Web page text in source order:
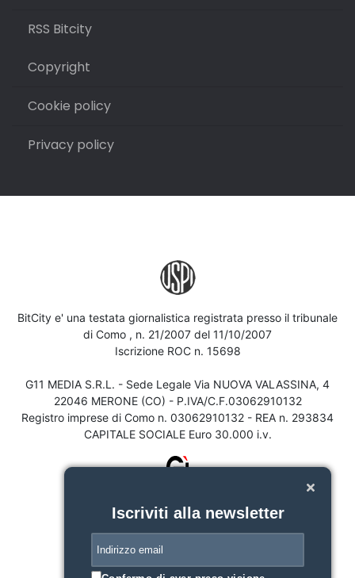
RSS Bitcity
Copyright
Cookie policy
Privacy policy
BitCity e' una testata giornalistica registrata presso il tribunale
di Como , n. 21/2007 del 11/10/2007
Iscrizione ROC n. 15698
G11 MEDIA S.R.L. - Sede Legale Via NUOVA VALASSINA, 4
22046 MERONE (CO) - P.IVA/C.F.03062910132
Registro imprese di Como n. 03062910132 - REA n. 293834
CAPITALE SOCIALE Euro 30.000 i.v.
Iscriviti alla newsletter